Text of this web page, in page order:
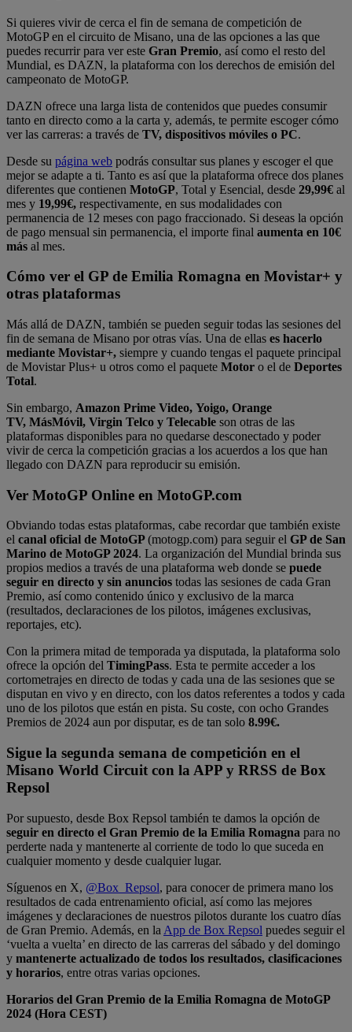
Si quieres vivir de cerca el fin de semana de competición de
MotoGP en el circuito de Misano, una de las opciones a las que
puedes recurrir para ver este Gran Premio, así como el resto del
Mundial, es DAZN, la plataforma con los derechos de emisión del
campeonato de MotoGP.
DAZN ofrece una larga lista de contenidos que puedes consumir
tanto en directo como a la carta y, además, te permite escoger cómo
ver las carreras: a través de TV, dispositivos móviles o PC.
Desde su página web podrás consultar sus planes y escoger el que
mejor se adapte a ti. Tanto es así que la plataforma ofrece dos planes
diferentes que contienen MotoGP, Total y Esencial, desde 29,99€ al
mes y 19,99€, respectivamente, en sus modalidades con
permanencia de 12 meses con pago fraccionado. Si deseas la opción
de pago mensual sin permanencia, el importe final aumenta en 10€
más al mes.
Cómo ver el GP de Emilia Romagna en Movistar+ y
otras plataformas
Más allá de DAZN, también se pueden seguir todas las sesiones del
fin de semana de Misano por otras vías. Una de ellas es hacerlo
mediante Movistar+, siempre y cuando tengas el paquete principal
de Movistar Plus+ u otros como el paquete Motor o el de Deportes
Total.
Sin embargo, Amazon Prime Video, Yoigo, Orange
TV, MásMóvil, Virgin Telco y Telecable son otras de las
plataformas disponibles para no quedarse desconectado y poder
vivir de cerca la competición gracias a los acuerdos a los que han
llegado con DAZN para reproducir su emisión.
Ver MotoGP Online en MotoGP.com
Obviando todas estas plataformas, cabe recordar que también existe
el canal oficial de MotoGP(motogp.com) para seguir el GP de San
Marino de MotoGP 2024. La organización del Mundial brinda sus
propios medios a través de una plataforma web donde se puede
seguir en directo y sin anuncios todas las sesiones de cada Gran
Premio, así como contenido único y exclusivo de la marca
(resultados, declaraciones de los pilotos, imágenes exclusivas,
reportajes, etc).
Con la primera mitad de temporada ya disputada, la plataforma solo
ofrece la opción del TimingPass. Esta te permite acceder a los
cortometrajes en directo de todas y cada una de las sesiones que se
disputan en vivo y en directo, con los datos referentes a todos y cada
uno de los pilotos que están en pista. Su coste, con ocho Grandes
Premios de 2024 aun por disputar, es de tan solo 8.99€.
Sigue la segunda semana de competición en el
Misano World Circuit con la APP y RRSS de Box
Repsol
Por supuesto, desde Box Repsol también te damos la opción de
seguir en directo el Gran Premio de la Emilia Romagna para no
perderte nada y mantenerte al corriente de todo lo que suceda en
cualquier momento y desde cualquier lugar.
Síguenos en X, @Box_Repsol, para conocer de primera mano los
resultados de cada entrenamiento oficial, así como las mejores
imágenes y declaraciones de nuestros pilotos durante los cuatro días
de Gran Premio. Además, en la App de Box Repsol puedes seguir el
‘vuelta a vuelta’ en directo de las carreras del sábado y del domingo
y mantenerte actualizado de todos los resultados, clasificaciones
y horarios, entre otras varias opciones.
Horarios del Gran Premio de la Emilia Romagna de MotoGP
2024 (Hora CEST)